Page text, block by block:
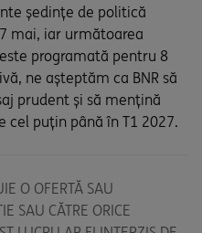
ședințe de politică
mai, iar următoarea
programată pentru 8
ne așteptăm ca BNR să
prudent și să mențină
cel puțin până în T1 2027.
O OFERTĂ SAU
SAU CĂTRE ORICE